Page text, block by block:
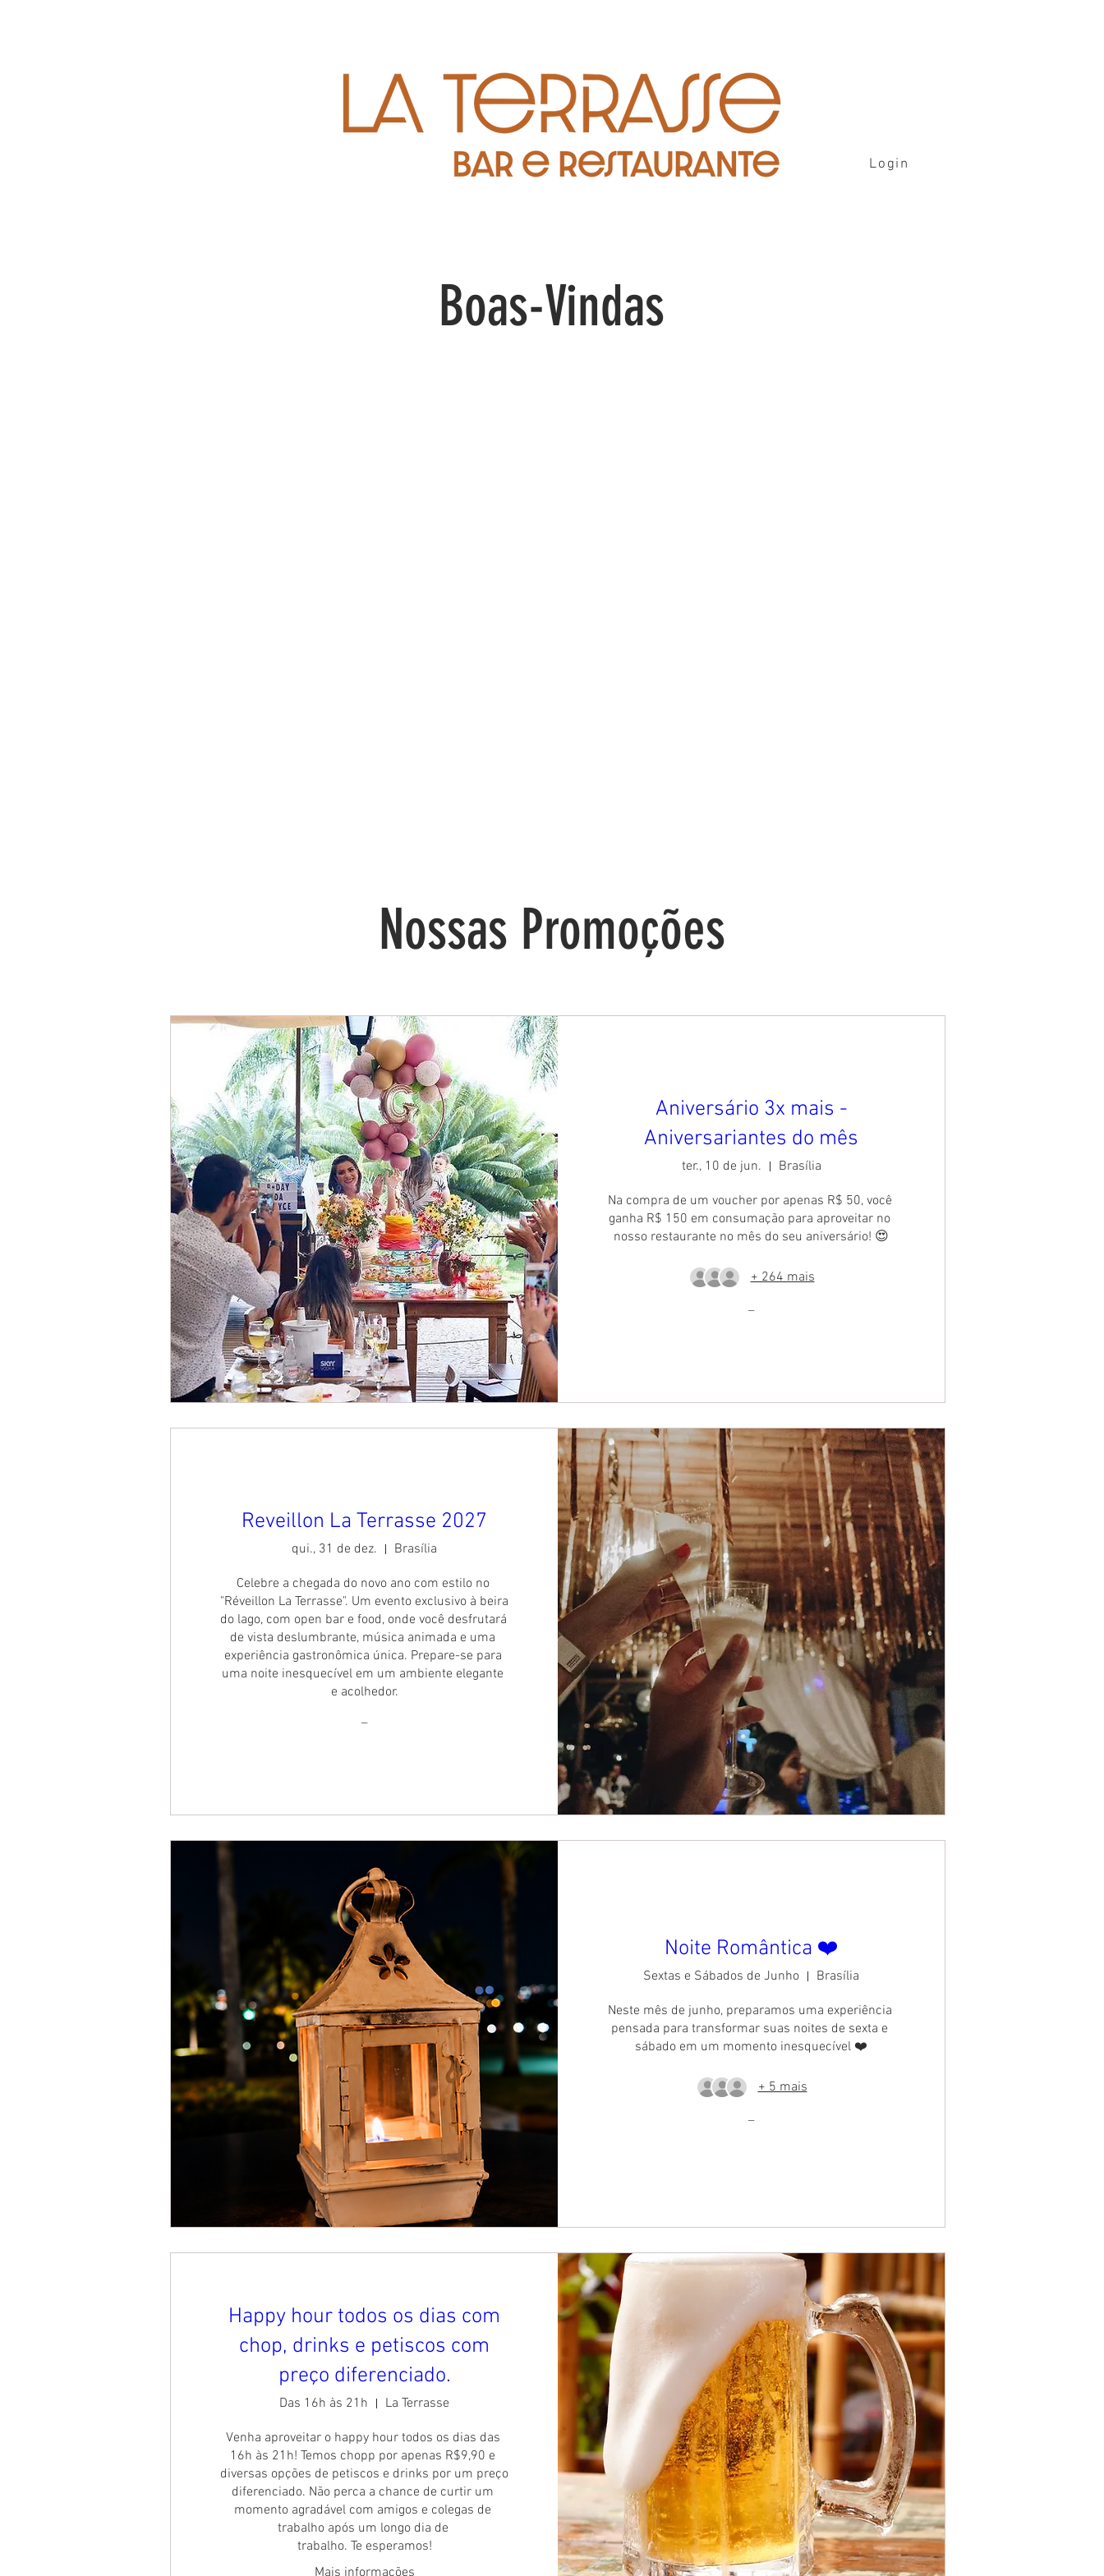
Login
Boas-Vindas
Próximos eventos
Aniversário 3x mais -
Aniversariantes do mês
ter., 10 de jun. Brasília
Na compra de um voucher por apenas R$ 50, você
ganha R$ 150 em consumação para aproveitar no
nosso restaurante no mês do seu aniversário! 😍
+ 264 mais
_
Reveillon La Terrasse 2027
qui., 31 de dez. Brasília
Celebre a chegada do novo ano com estilo no
"Réveillon La Terrasse". Um evento exclusivo à beira
do lago, com open bar e food, onde você desfrutará
de vista deslumbrante, música animada e uma
experiência gastronômica única. Prepare-se para
uma noite inesquecível em um ambiente elegante
e acolhedor.
_
Noite Romântica ❤️
Sextas e Sábados de Junho Brasília
Neste mês de junho, preparamos uma experiência
pensada para transformar suas noites de sexta e
sábado em um momento inesquecível ❤️
+ 5 mais
_
Happy hour todos os dias com
chop, drinks e petiscos com
preço diferenciado.
Das 16h às 21h La Terrasse
Venha aproveitar o happy hour todos os dias das
16h às 21h! Temos chopp por apenas R$9,90 e
diversas opções de petiscos e drinks por um preço
diferenciado. Não perca a chance de curtir um
momento agradável com amigos e colegas de
trabalho após um longo dia de
trabalho. Te esperamos!
Mais informações
Nossas Promoções